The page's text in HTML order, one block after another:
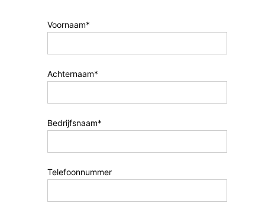
Voornaam*
Achternaam*
Bedrijfsnaam*
Telefoonnummer